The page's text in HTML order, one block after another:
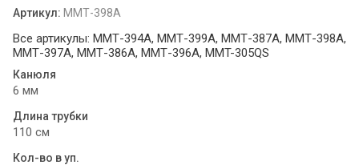
Артикул: ММТ-398A
Все артикулы: ММТ-394A, ММТ-399A, ММТ-387A, ММТ-398A,
ММТ-397A, ММТ-386A, ММТ-396A, MMT-305QS
Канюля
6 мм
Длина трубки
110 см
Кол-во в уп.